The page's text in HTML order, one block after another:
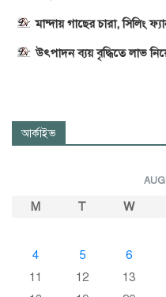
মান্দায় গাছের চারা, সিলিং
উৎপাদন ব্যয় বৃদ্ধিতে লাভ
আর্কাইভ
M T W
4
5 6
11
12 13